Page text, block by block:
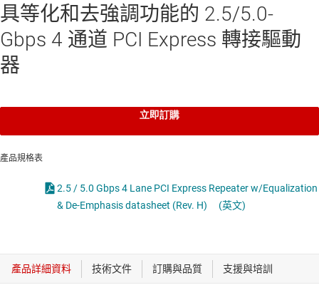
具等化和去強調功能的 2.5/5.0-
Gbps 4 通道 PCI Express 轉接驅動
器
立即訂購
產品規格表
2.5 / 5.0 Gbps 4 Lane PCI Express Repeater w/Equalization
& De-Emphasis datasheet (Rev. H)
(英文)